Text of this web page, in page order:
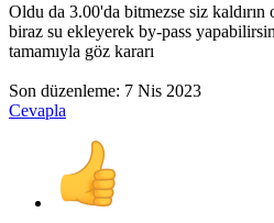
Oldu da 3.00'da bitmezse siz
biraz su ekleyerek by-pass
tamamıyla göz kararı
Son düzenleme: 7 Nis 2023
Cevapla